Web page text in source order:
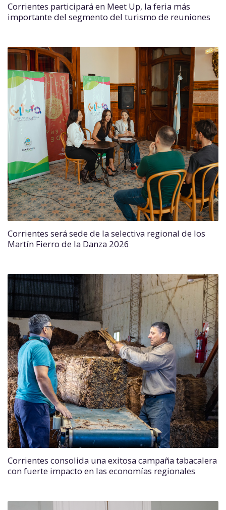
Corrientes participará en Meet Up, la feria más
importante del segmento del turismo de reuniones
Corrientes será sede de la selectiva regional de los
Martín Fierro de la Danza 2026
Corrientes consolida una exitosa campaña tabacalera
con fuerte impacto en las economías regionales